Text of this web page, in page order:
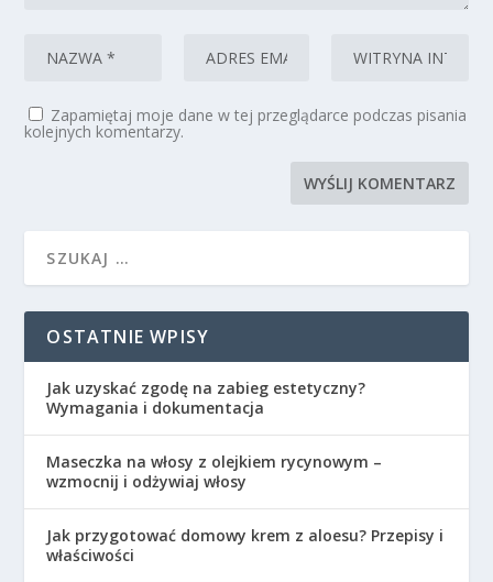
Zapamiętaj moje dane w tej przeglądarce podczas pisania
kolejnych komentarzy.
OSTATNIE WPISY
Jak uzyskać zgodę na zabieg estetyczny?
Wymagania i dokumentacja
Maseczka na włosy z olejkiem rycynowym –
wzmocnij i odżywiaj włosy
Jak przygotować domowy krem z aloesu? Przepisy i
właściwości